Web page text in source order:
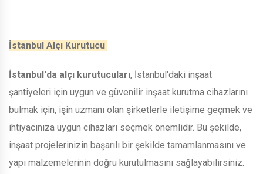
İstanbul Alçı Kurutucu
İstanbul'da alçı kurutucuları, İstanbul'daki inşaat
şantiyeleri için uygun ve güvenilir inşaat kurutma cihazlarını
bulmak için, işin uzmanı olan şirketlerle iletişime geçmek ve
ihtiyacınıza uygun cihazları seçmek önemlidir. Bu şekilde,
inşaat projelerinizin başarılı bir şekilde tamamlanmasını ve
yapı malzemelerinin doğru kurutulmasını sağlayabilirsiniz.